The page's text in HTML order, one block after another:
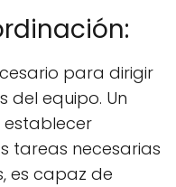
para dirigir
del equipo. Un
tareas necesarias
es capaz de